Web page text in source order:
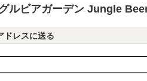
ルビアガーデン Jungle
ドレスに送る